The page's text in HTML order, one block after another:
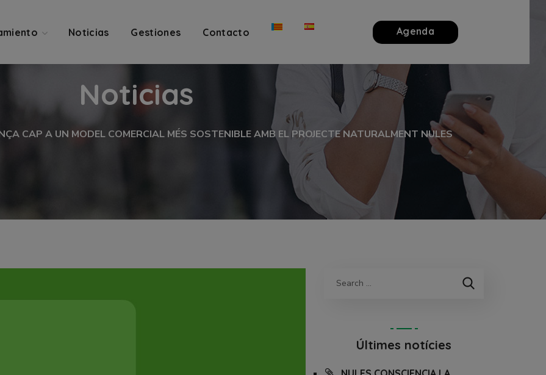
Noticias Gestiones Contacto Agenda
Noticias
CAP A UN MODEL COMERCIAL MÉS SOSTENIBLE AMB EL PROJECTE NATURALMENT NULES
Últimes notícies